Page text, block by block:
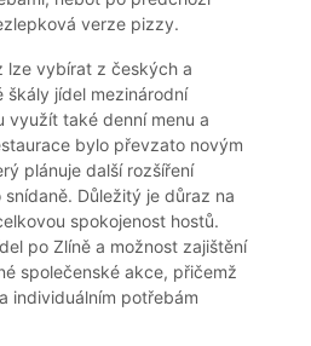
verze pizzy.
lze vybírat z českých a
jídel mezinárodní
využít také denní menu a
bylo převzato novým
plánuje další rozšíření
Důležitý je důraz na
spokojenost hostů.
po Zlíně a možnost zajištění
společenské akce, přičemž
individuálním potřebám